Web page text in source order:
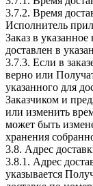
3.7.2. Время
Исполнитель
Заказ в
доставлен в
3.7.3. Если в
верно или
указанного для
Заказчиком и
или изменить
может быть
хранения
3.8. Адрес
3.8.1. Адрес
указывается